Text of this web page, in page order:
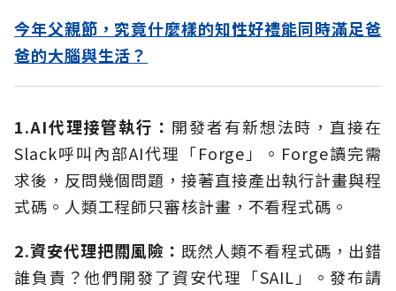
今年父親節，究竟什麼樣的知性好禮能同時滿足爸
爸的大腦與生活？
1.AI代理接管執行： 開發者有新想法時，直接在
Slack呼叫內部AI代理「Forge」。Forge讀完需
求後，反問幾個問題，接著直接產出執行計畫與程
式碼。人類工程師只審核計畫，不看程式碼。
2.資安代理把關風險： 既然人類不看程式碼，出錯
誰負責？他們開發了資安代理「SAIL」。發布請